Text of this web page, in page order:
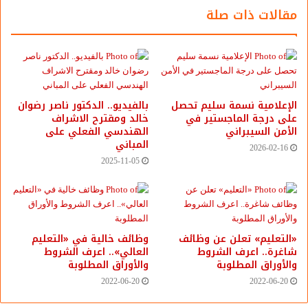
الشائعة
بعد تحديد خياراتك؛ اضغط على خيار (إنشاء تصدير) Create
export. ستبدأ جوجل في أرشفة الصور ومقاطع الفيديو
وإرسالها إليك بالطريقة التي حددتها، قد تستغرق هذه العملية
بعض الوقت اعتمادًا على مقدار البيانات التي تقوم بتنزيلها. وبعد
ذلك يمكنك نقلها إلى أي خدمة أخرى تستخدمها.
2- خدمة صور آبل:
تنبه آبل مستخدميها دائمًا إلى استخدام خدمة تخزين الصور
الخاصة بها وجميع خدماتها الأخرى بدلاً من خدمات الشركات
الأخرى لحماية بياناتهم، ولا توجد بالفعل أي خيارات لتنزيل
ملفاتك من خدمة (صور آبل) بسهولة، كما هو الحال في خدمات
جوجل.
مقالات ذات صلة
الإعلامية نسمة سليم تحصل
على درجة الماجستير في
الأمن السيبراني
2026-02-16
بالفيديو.. ‎الدكتور ناصر رضوان
خالد ومقترح الاشراف
الهندسي الفعلي على
المباني
2025-11-05
«التعليم» تعلن عن وظائف
شاغرة.. اعرف الشروط
والأوراق المطلوبة
2022-06-20
وظائف خالية في «التعليم
العالي».. اعرف الشروط
والأوراق المطلوبة
2022-06-20